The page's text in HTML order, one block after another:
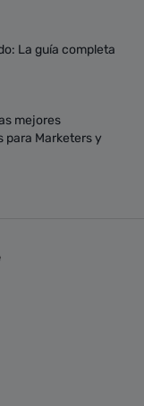
La guía completa
mejores
para Marketers y